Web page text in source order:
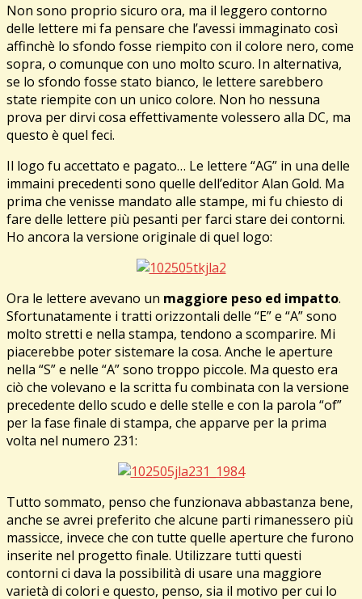
Non sono proprio sicuro ora, ma il leggero contorno
delle lettere mi fa pensare che l’avessi immaginato così
affinchè lo sfondo fosse riempito con il colore nero, come
sopra, o comunque con uno molto scuro. In alternativa,
se lo sfondo fosse stato bianco, le lettere sarebbero
state riempite con un unico colore. Non ho nessuna
prova per dirvi cosa effettivamente volessero alla DC, ma
questo è quel feci.
Il logo fu accettato e pagato… Le lettere “AG” in una delle
immaini precedenti sono quelle dell’editor Alan Gold. Ma
prima che venisse mandato alle stampe, mi fu chiesto di
fare delle lettere più pesanti per farci stare dei contorni.
Ho ancora la versione originale di quel logo:
Ora le lettere avevano un maggiore peso ed impatto.
Sfortunatamente i tratti orizzontali delle “E” e “A” sono
molto stretti e nella stampa, tendono a scomparire. Mi
piacerebbe poter sistemare la cosa. Anche le aperture
nella “S” e nelle “A” sono troppo piccole. Ma questo era
ciò che volevano e la scritta fu combinata con la versione
precedente dello scudo e delle stelle e con la parola “of”
per la fase finale di stampa, che apparve per la prima
volta nel numero 231:
Tutto sommato, penso che funzionava abbastanza bene,
anche se avrei preferito che alcune parti rimanessero più
massicce, invece che con tutte quelle aperture che furono
inserite nel progetto finale. Utilizzare tutti questi
contorni ci dava la possibilità di usare una maggiore
varietà di colori e questo, penso, sia il motivo per cui lo